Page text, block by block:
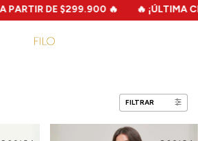
🔥 ¡ÚLTIMA CHANCE! 🔥 MEGA FILO
FILTRAR